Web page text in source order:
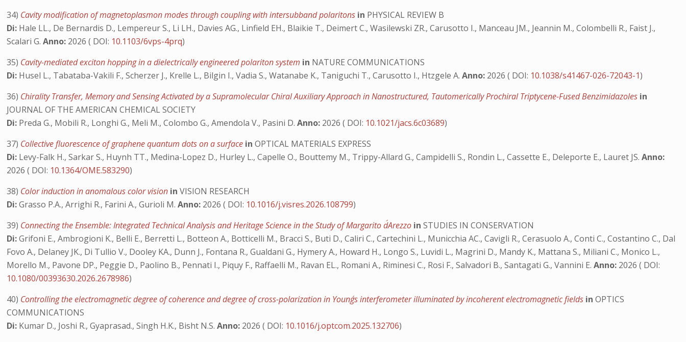
34) Cavity modification of magnetoplasmon modes through coupling with intersubband polaritons in PHYSICAL REVIEW B
Di: Hale LL., De Bernardis D., Lempereur S., Li LH., Davies AG., Linfield EH., Blaikie T., Deimert C., Wasilewski ZR., Carusotto I., Manceau JM., Jeannin M., Colombelli R., Faist J.,
Scalari G.Anno: 2026 ( DOI: 10.1103/6vps-4prq)
35) Cavity-mediated exciton hopping in a dielectrically engineered polariton system in NATURE COMMUNICATIONS
Di: Husel L., Tabataba-Vakili F., Scherzer J., Krelle L., Bilgin I., Vadia S., Watanabe K., Taniguchi T., Carusotto I., Htzgele A.Anno: 2026 ( DOI: 10.1038/s41467-026-72043-1)
36) Chirality Transfer, Memory and Sensing Activated by a Supramolecular Chiral Auxiliary Approach in Nanostructured, Tautomerically Prochiral Triptycene-Fused Benzimidazoles in
JOURNAL OF THE AMERICAN CHEMICAL SOCIETY
Di: Preda G., Mobili R., Longhi G., Meli M., Colombo G., Amendola V., Pasini D.Anno: 2026 ( DOI: 10.1021/jacs.6c03689)
37) Collective fluorescence of graphene quantum dots on a surface in OPTICAL MATERIALS EXPRESS
Di: Levy-Falk H., Sarkar S., Huynh TT., Medina-Lopez D., Hurley L., Capelle O., Bouttemy M., Trippy-Allard G., Campidelli S., Rondin L., Cassette E., Deleporte E., Lauret JS.Anno:
2026 ( DOI: 10.1364/OME.583290)
38) Color induction in anomalous color vision in VISION RESEARCH
Di:Grasso P.A., Arrighi R., Farini A., Gurioli M.Anno: 2026 ( DOI: 10.1016/j.visres.2026.108799)
39) Connecting the Ensemble: Integrated Technical Analysis and Heritage Science in the Study of Margarito d´Arezzo in STUDIES IN CONSERVATION
Di:Grifoni E., Ambrogioni K., Belli E., Berretti L., Botteon A., Botticelli M., Bracci S., Buti D., Caliri C., Cartechini L., Municchia AC., Cavigli R., Cerasuolo A., Conti C., Costantino C., Dal
Fovo A., Delaney JK., Di Tullio V., Dooley KA., Dunn J., Fontana R., Gualdani G., Hymery A., Howard H., Longo S., Luvidi L., Magrini D., Mandy K., Mattana S., Miliani C., Monico L.,
Morello M., Pavone DP., Peggie D., Paolino B., Pennati I., Piquy F., Raffaelli M., Ravan EL., Romani A., Riminesi C., Rosi F., Salvadori B., Santagati G., Vannini E.Anno: 2026 ( DOI:
10.1080/00393630.2026.2678986)
40) Controlling the electromagnetic degree of coherence and degree of cross-polarization in Young´s interferometer illuminated by incoherent electromagnetic fields in OPTICS
COMMUNICATIONS
Di: Kumar D., Joshi R., Gyaprasad., Singh H.K., Bisht N.S.Anno: 2026 ( DOI: 10.1016/j.optcom.2025.132706)